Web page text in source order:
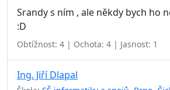
Srandy s ním , ale někdy bych ho
:D
Obtížnost: 4 | Ochota: 4 | Jasnost: 1
Ing. Jiří Dlapal